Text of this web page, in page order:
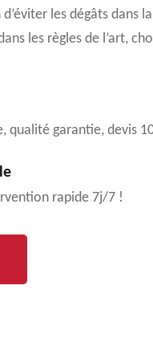
les dégâts dans
les règles de l’art,
qualité garantie, devis
rapide 7j/7 !